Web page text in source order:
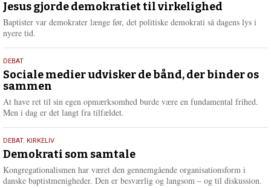
e
r
maj
2026
Jesus gjorde demokratiet til virkelighed
Baptister var demokrater længe før, det politiske demokrati så dagens lys i
nyere tid.
18.
maj
2026
DEBAT
Sociale medier udvisker de bånd, der binder os
sammen
At have ret til sin egen opmærksomhed burde være en fundamental frihed.
Men i dag er det langt fra tilfældet.
18.
maj
2026
DEBAT, KIRKELIV
Demokrati som samtale
Kongregationalismen har været den gennemgående organisationsform i
danske baptistmenigheder. Den er besværlig og langsom – og til diskussion.